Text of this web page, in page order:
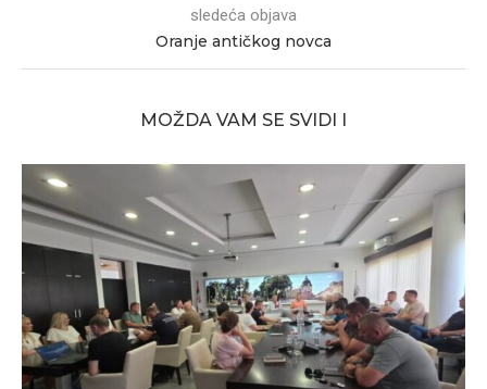
sledeća objava
Oranje antičkog novca
MOŽDA VAM SE SVIDI I